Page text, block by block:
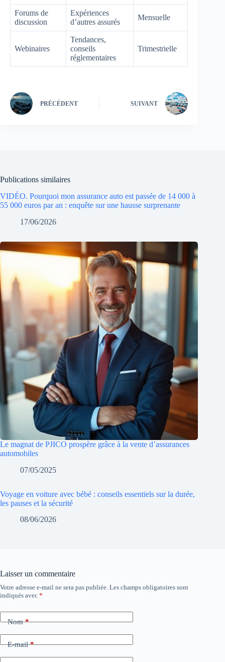
Forums de
discussion
Expériences
d’autres assurés
Mensuelle
Webinaires
Tendances,
conseils
réglementaires
Trimestrielle
PRÉCÉDENT SUIVANT
Publications similaires
VIDÉO. Pourquoi mon assurance auto est passée de 14 000 à
55 000 euros par an : enquête sur une hausse surprenante
17/06/2026
Le magnat de PJICO prospère grâce à la vente d’assurances
automobiles
07/05/2025
Voyage en voiture avec bébé : conseils essentiels sur la durée,
les pauses et la sécurité
08/06/2026
Laisser un commentaire
Votre adresse e-mail ne sera pas publiée. Les champs obligatoires sont
indiqués avec *
Nom*
E-mail*